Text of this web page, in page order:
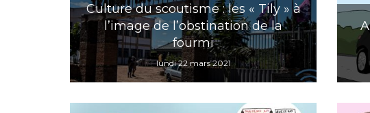
Culture du scoutisme : les « Tily » à
l’image de l’obstination de la
fourmi
lundi 22 mars 2021